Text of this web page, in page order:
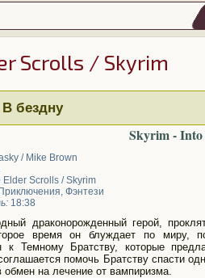
Scrolls / Skyrim
бездну
Skyrim - Into
/ Mike Brown
Elder Scrolls / Skyrim
Приключения, Фэнтези
18:38
драконорожденный герой,
время он блуждает по миру,
к Темному Братству, которые
помочь Братству спасти
обмен на лечение от вампиризма.